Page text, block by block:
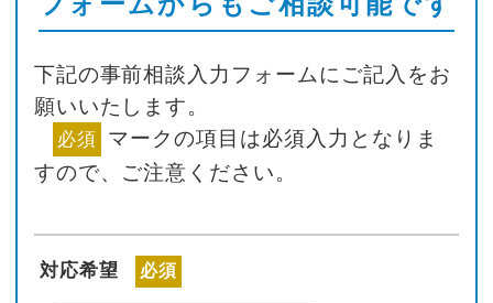
下記の事前相談入力フォームにご記入をお
願いいたします。
必須 マークの項目は必須入力となりま
すので、ご注意ください。
対応希望 必須